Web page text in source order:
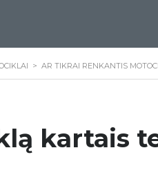
> AR TIKRAI RENKANTIS
kartais